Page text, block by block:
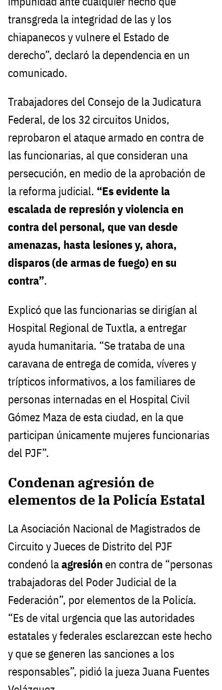
transgreda la integridad de las y los
chiapanecos y vulnere el Estado de
derecho”, declaró la dependencia en un
comunicado.
Trabajadores del Consejo de la Judicatura
Federal, de los 32 circuitos Unidos,
reprobaron el ataque armado en contra de
las funcionarias, al que consideran una
persecución, en medio de la aprobación de
la reforma judicial. “Es evidente la
escalada de represión y violencia en
contra del personal, que van desde
amenazas, hasta lesiones y, ahora,
disparos (de armas de fuego) en su
contra”.
Explicó que las funcionarias se dirigían al
Hospital Regional de Tuxtla, a entregar
ayuda humanitaria. “Se trataba de una
caravana de entrega de comida, víveres y
trípticos informativos, a los familiares de
personas internadas en el Hospital Civil
Gómez Maza de esta ciudad, en la que
participan únicamente mujeres funcionarias
del PJF”.
Condenan agresión de
elementos de la Policía Estatal
La Asociación Nacional de Magistrados de
Circuito y Jueces de Distrito del PJF
condenó laagresión en contra de “personas
trabajadoras del Poder Judicial de la
Federación”, por elementos de la Policía.
“Es de vital urgencia que las autoridades
estatales y federales esclarezcan este hecho
y que se generen las sanciones a los
responsables”, pidió la jueza Juana Fuentes